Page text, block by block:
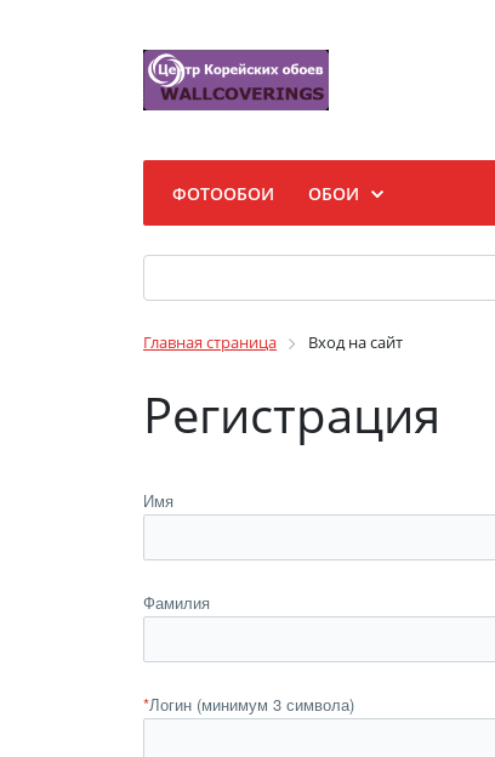
ФОТООБОИ ОБОИ
Главная страница Вход на сайт
Регистрация
Имя
Фамилия
*Логин (минимум 3 символа)